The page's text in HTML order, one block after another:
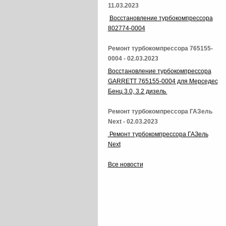
11.03.2023
Восстановление турбокомпрессора
802774-0004
Ремонт турбокомпрессора 765155-
0004 - 02.03.2023
Восстановление турбокомпрессора
GARRETT 765155-0004 для Мерседес
Бенц 3.0, 3.2 дизель
Ремонт турбокомпрессора ГАЗель
Next - 02.03.2023
Ремонт турбокомпрессора ГАЗель
Next
Все новости